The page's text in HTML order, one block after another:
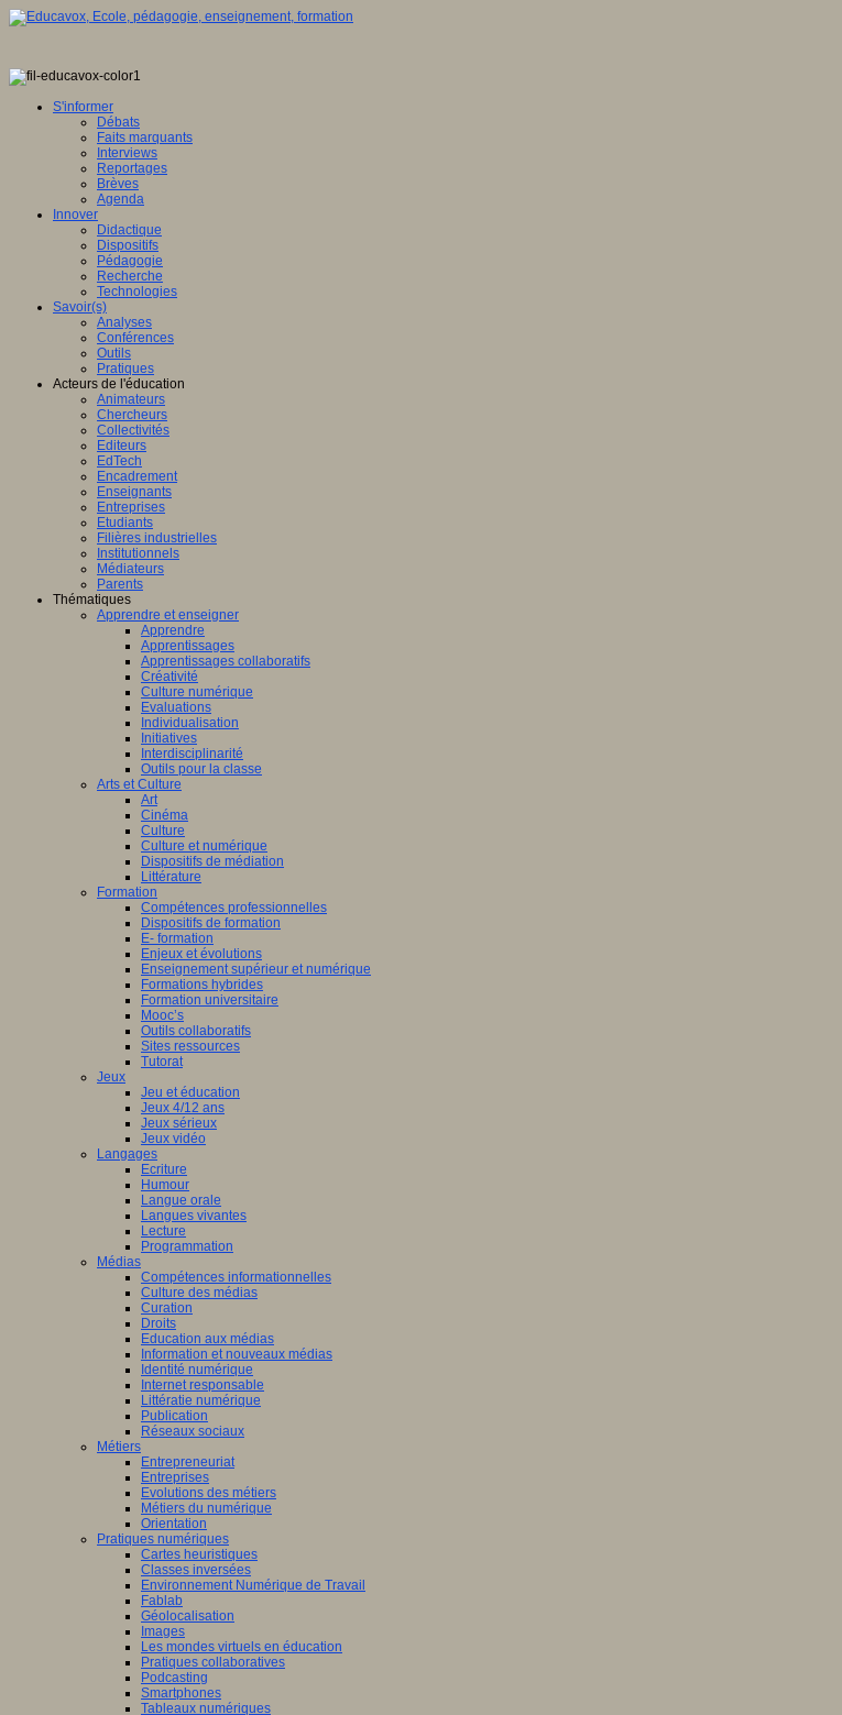
S'informer
Débats
Faits marquants
Interviews
Reportages
Brèves
Agenda
Innover
Didactique
Dispositifs
Pédagogie
Recherche
Technologies
Savoir(s)
Analyses
Conférences
Outils
Pratiques
Acteurs de l'éducation
Animateurs
Chercheurs
Collectivités
Editeurs
EdTech
Encadrement
Enseignants
Entreprises
Etudiants
Filières industrielles
Institutionnels
Médiateurs
Parents
Thématiques
Apprendre et enseigner
Apprendre
Apprentissages
Apprentissages collaboratifs
Créativité
Culture numérique
Evaluations
Individualisation
Initiatives
Interdisciplinarité
Outils pour la classe
Arts et Culture
Art
Cinéma
Culture
Culture et numérique
Dispositifs de médiation
Littérature
Formation
Compétences professionnelles
Dispositifs de formation
E- formation
Enjeux et évolutions
Enseignement supérieur et numérique
Formations hybrides
Formation universitaire
Mooc’s
Outils collaboratifs
Sites ressources
Tutorat
Jeux
Jeu et éducation
Jeux 4/12 ans
Jeux sérieux
Jeux vidéo
Langages
Ecriture
Humour
Langue orale
Langues vivantes
Lecture
Programmation
Médias
Compétences informationnelles
Culture des médias
Curation
Droits
Education aux médias
Information et nouveaux médias
Identité numérique
Internet responsable
Littératie numérique
Publication
Réseaux sociaux
Métiers
Entrepreneuriat
Entreprises
Evolutions des métiers
Métiers du numérique
Orientation
Pratiques numériques
Cartes heuristiques
Classes inversées
Environnement Numérique de Travail
Fablab
Géolocalisation
Images
Les mondes virtuels en éducation
Pratiques collaboratives
Podcasting
Smartphones
Tableaux numériques